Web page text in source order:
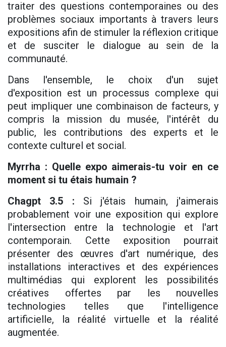
traiter des questions contemporaines ou des
problèmes sociaux importants à travers leurs
expositions afin de stimuler la réflexion critique
et de susciter le dialogue au sein de la
communauté.
Dans l'ensemble, le choix d'un sujet
d'exposition est un processus complexe qui
peut impliquer une combinaison de facteurs, y
compris la mission du musée, l'intérêt du
public, les contributions des experts et le
contexte culturel et social.
Myrrha : Quelle expo aimerais-tu voir en ce
moment si tu étais humain ?
Chagpt 3.5 : Si j'étais humain, j'aimerais
probablement voir une exposition qui explore
l'intersection entre la technologie et l'art
contemporain. Cette exposition pourrait
présenter des œuvres d'art numérique, des
installations interactives et des expériences
multimédias qui explorent les possibilités
créatives offertes par les nouvelles
technologies telles que l'intelligence
artificielle, la réalité virtuelle et la réalité
augmentée.